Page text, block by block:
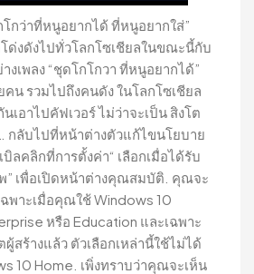
กว่าที่หนูอยากได้ ที่หนูอยากใส่”
ด่งดังไปทั่วโลกโซเชียลในขณะนี้กับ
งเพลง “ชุดโกโกวา ที่หนูอยากได้”
น รวมไปถึงคนดัง ในโลกโซเชียล
เอาไปคัฟเวอร์ ไม่ว่าจะเป็น สิงโต
กลับไปที่หน้าต่างตัวแก้ไขนโยบาย
ลคลิกที่การตั้งค่า“ เลือกเมื่อได้รับ
” เพื่อเปิดหน้าต่างคุณสมบัติ. คุณจะ
ฉพาะเมื่อคุณใช้ Windows 10
หรือ Education และเฉพาะ
สร้างแล้ว ตัวเลือกเหล่านี้ใช้ไม่ได้
10 Home. เพิ่งทราบว่าคุณจะเห็น